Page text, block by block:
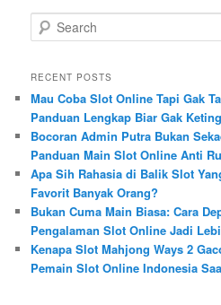
e
r
h
RECENT POSTS
Mau Coba Slot Online Tapi Gak
Panduan Lengkap Biar Gak
Bocoran Admin Putra Bukan
Panduan Main Slot Online Anti
Apa Sih Rahasia di Balik Slot
Favorit Banyak Orang?
Bukan Cuma Main Biasa: Cara
Pengalaman Slot Online Jadi
Kenapa Slot Mahjong Ways 2
Pemain Slot Online Indonesia